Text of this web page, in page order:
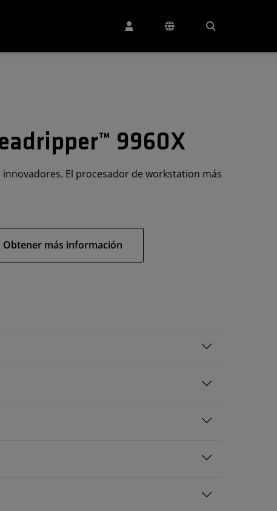
9960X
El procesador de workstation más
Obtener más información